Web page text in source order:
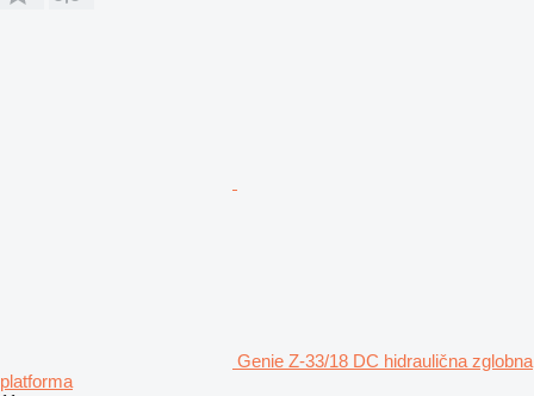
Genie Z-33/18 DC hidraulična zglobna
platforma